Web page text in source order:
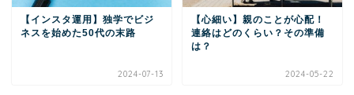
【インスタ運用】独学でビジ
ネスを始めた50代の末路
2024-07-13
【心細い】親のことが心配！
連絡はどのくらい？その準備
は？
2024-05-22